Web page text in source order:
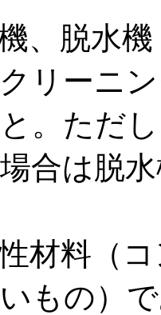
、脱水機
リーニ
と。ただ
合は脱
材料（
もの）